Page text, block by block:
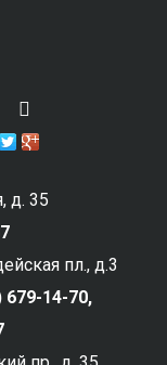
д. 35
пл., д.3
679-14-70,